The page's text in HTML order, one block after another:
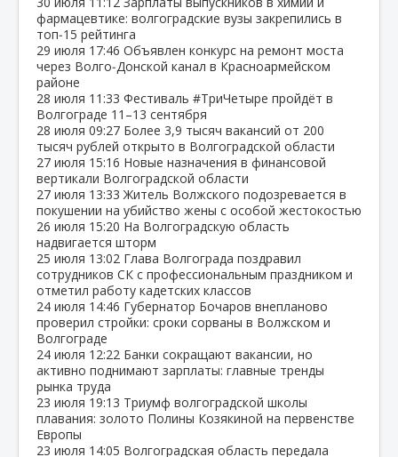
фармацевтике: волгоградские вузы закрепились в
топ‑15 рейтинга
29 июля 17:46 Объявлен конкурс на ремонт моста
через Волго‑Донской канал в Красноармейском
районе
28 июля 11:33 Фестиваль #ТриЧетыре пройдёт в
Волгограде 11–13 сентября
28 июля 09:27 Более 3,9 тысяч вакансий от 200
тысяч рублей открыто в Волгоградской области
27 июля 15:16 Новые назначения в финансовой
вертикали Волгоградской области
27 июля 13:33 Житель Волжского подозревается в
покушении на убийство жены с особой жестокостью
26 июля 15:20 На Волгоградскую область
надвигается шторм
25 июля 13:02 Глава Волгограда поздравил
сотрудников СК с профессиональным праздником и
отметил работу кадетских классов
24 июля 14:46 Губернатор Бочаров внепланово
проверил стройки: сроки сорваны в Волжском и
Волгограде
24 июля 12:22 Банки сокращают вакансии, но
активно поднимают зарплаты: главные тренды
рынка труда
23 июля 19:13 Триумф волгоградской школы
плавания: золото Полины Козякиной на первенстве
Европы
23 июля 14:05 Волгоградская область передала